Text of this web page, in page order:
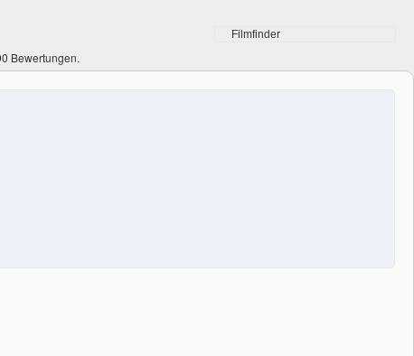
Bewertungen.